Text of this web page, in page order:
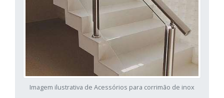
Imagem ilustrativa de Acessórios para corrimão de inox